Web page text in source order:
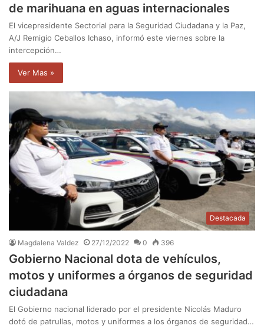
de marihuana en aguas internacionales
El vicepresidente Sectorial para la Seguridad Ciudadana y la Paz,
A/J Remigio Ceballos Ichaso, informó este viernes sobre la
intercepción…
Ver Mas »
Destacada
Magdalena Valdez 27/12/2022 0 396
Gobierno Nacional dota de vehículos,
motos y uniformes a órganos de seguridad
ciudadana
El Gobierno nacional liderado por el presidente Nicolás Maduro
dotó de patrullas, motos y uniformes a los órganos de seguridad…